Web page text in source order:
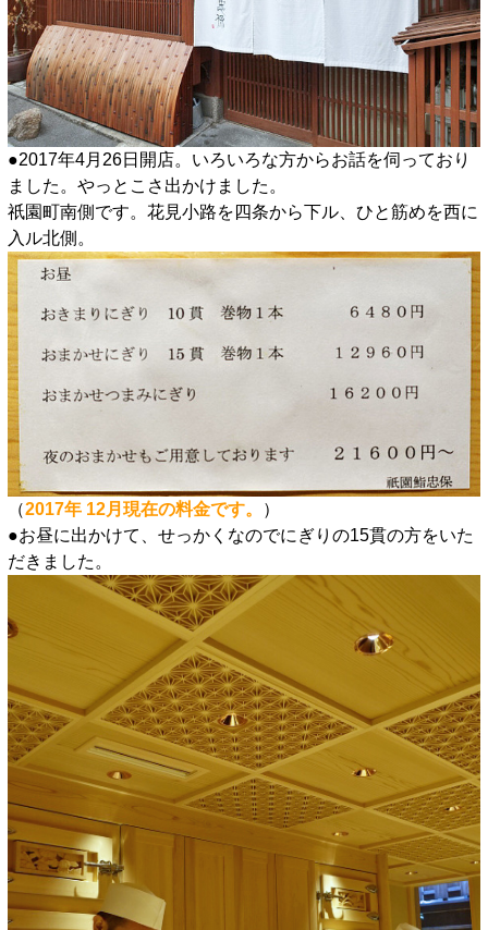
●2017年4月26日開店。いろいろな方からお話を伺っており
ました。やっとこさ出かけました。
祇園町南側です。花見小路を四条から下ル、ひと筋めを西に
入ル北側。
（2017年 12月現在の料金です。
）
●お昼に出かけて、せっかくなのでにぎりの15貫の方をいた
だきました。